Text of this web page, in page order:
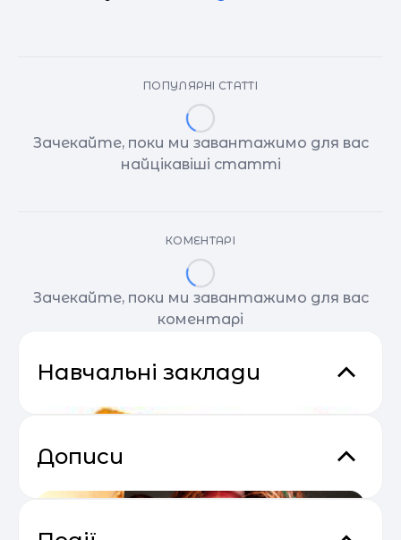
ПОПУЛЯРНІ СТАТТІ
Зачекайте, поки ми завантажимо для вас
найцікавіші статті
КОМЕНТАРІ
Зачекайте, поки ми завантажимо для вас
коментарі
Навчальні заклади
Дописи